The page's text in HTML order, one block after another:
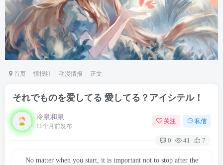
首页 情报社 动漫情报 正文
それでものを爱してる 愛してる？アイシテル！
冷泉和泉
11个月前发布
关注 私信
0 41 7
No matter when you start, it is important not to stop after the